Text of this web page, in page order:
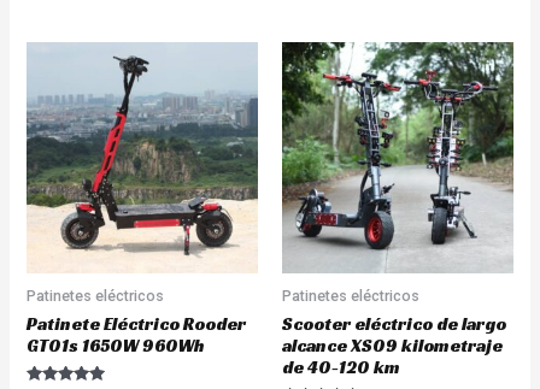
Patinetes eléctricos
Patinete Eléctrico Rooder
GT01s 1650W 960Wh
Patinetes eléctricos
Scooter eléctrico de largo
alcance XS09 kilometraje
de 40-120 km